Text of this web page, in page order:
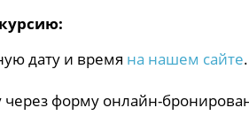
дату и время на нашем сайте.
через форму онлайн-